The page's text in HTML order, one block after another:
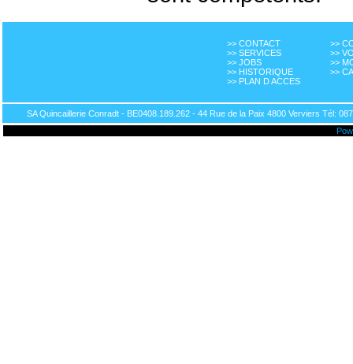
>> CONTACT
>> SERVICES
>> JOBS
>> HISTORIQUE
>> PLAN D ACCES
>>
>>
>>
>>
SA Quincaillerie Conradt - BE0408.189.262 - 44 Rue de la Paix 4800 Verviers Tél: